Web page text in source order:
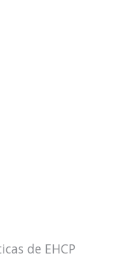
de EHCP